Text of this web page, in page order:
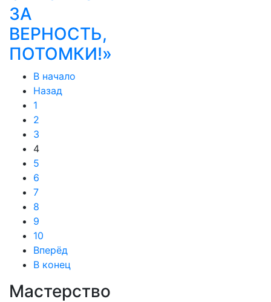
ЗА
ВЕРНОСТЬ,
ПОТОМКИ!»
В начало
Назад
1
2
3
4
5
6
7
8
9
10
Вперёд
В конец
Мастерство